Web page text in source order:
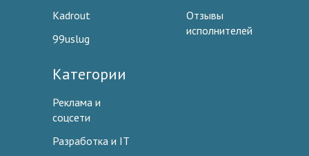
Kadrout
99uslug
Отзывы
исполнителей
Категории
Реклама и
соцсети
Разработка и IT